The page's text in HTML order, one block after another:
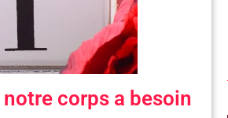
corps a besoin